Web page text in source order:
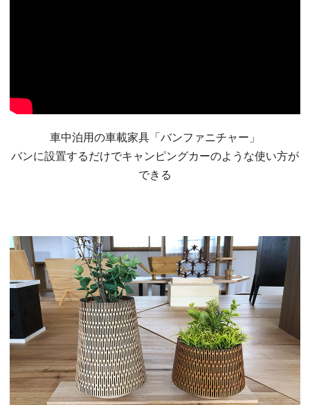
車中泊用の車載家具「バンファニチャー」
バンに設置するだけでキャンピングカーのような使い方が
できる